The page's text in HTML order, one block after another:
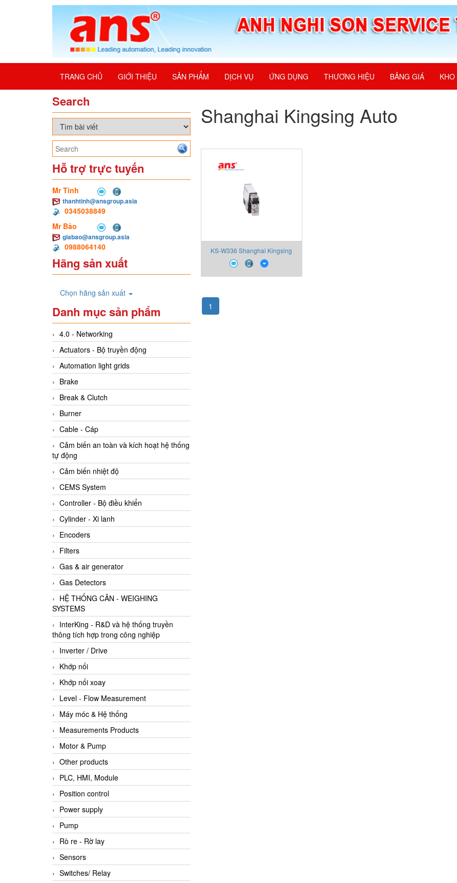
TRANG CHỦ GIỚI THIỆU SẢN PHẨM DỊCH VỤ ỨNG DỤNG THƯƠNG HIỆU BẢNG GIÁ KHO
Search
Hỗ trợ trực tuyến
Mr Tính
thanhtinh@ansgroup.asia
0345038849
Mr Bảo
giabao@ansgroup.asia
0988064140
Hãng sản xuất
Chọn hãng sản xuất
Danh mục sản phẩm
4.0 - Networking
Actuators - Bộ truyền động
Automation light grids
Brake
Break & Clutch
Burner
Cable - Cáp
Cảm biến an toàn và kích hoạt hệ thống
tự động
Cảm biến nhiệt độ
CEMS System
Controller - Bộ điều khiển
Cylinder - Xi lanh
Encoders
Filters
Gas & air generator
Gas Detectors
HỆ THỐNG CÂN - WEIGHING
SYSTEMS
InterKing - R&D và hệ thống truyền
thông tích hợp trong công nghiệp
Inverter / Drive
Khớp nối
Khớp nối xoay
Level - Flow Measurement
Máy móc & Hệ thống
Measurements Products
Motor & Pump
Other products
PLC, HMI, Module
Position control
Power supply
Pump
Rò re - Rờ lay
Sensors
Switches/ Relay
Shanghai Kingsing Auto
KS-W336 Shanghai Kingsing
Auto Việt Nam
1